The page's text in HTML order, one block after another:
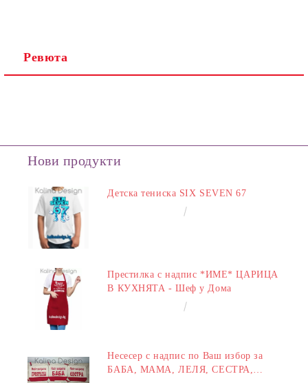
Ревюта
Нови продукти
Детска тениска SIX SEVEN 67
Престилка с надпис *ИМЕ* ЦАРИЦА
В КУХНЯТА - Шеф у Дома
Несесер с надпис по Ваш избор за
БАБА, МАМА, ЛЕЛЯ, СЕСТРА,